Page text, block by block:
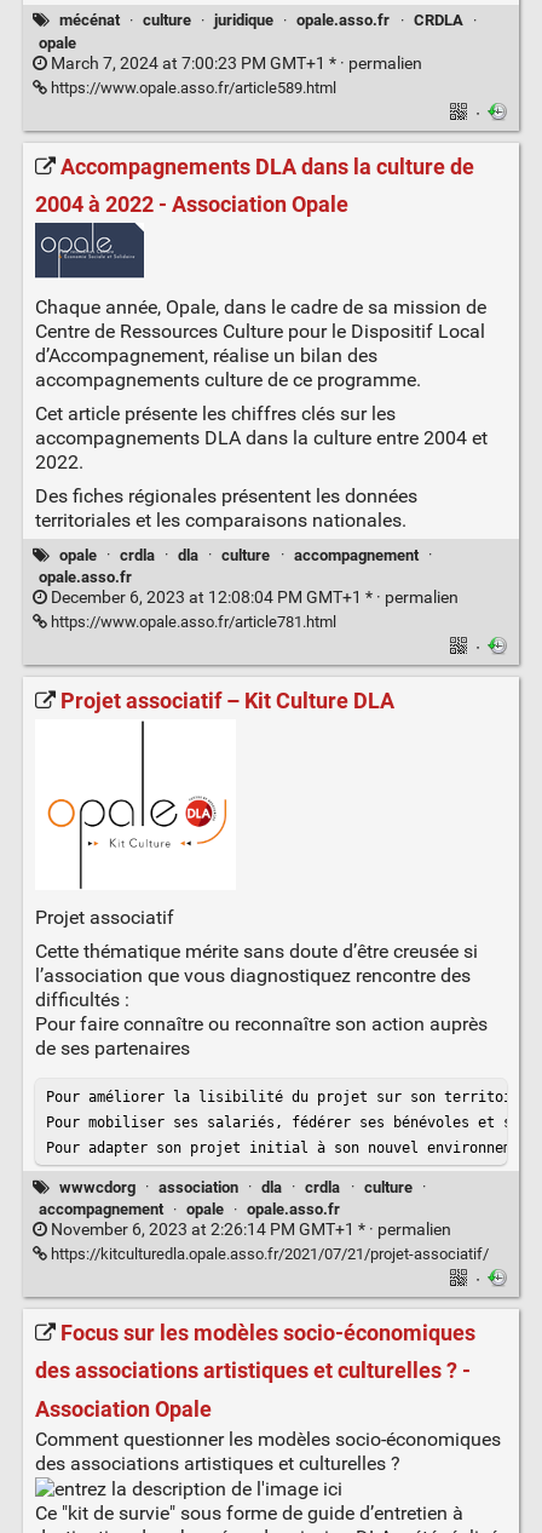
mécénat · culture · juridique · opale.asso.fr · CRDLA
·
opale
March 7, 2024 at 7:00:23 PM GMT+1 * · permalien
https://www.opale.asso.fr/article589.html
·
Accompagnements DLA dans la culture de
2004 à 2022 - Association Opale
Chaque année, Opale, dans le cadre de sa mission de
Centre de Ressources Culture pour le Dispositif Local
d’Accompagnement, réalise un bilan des
accompagnements culture de ce programme.
Cet article présente les chiffres clés sur les
accompagnements DLA dans la culture entre 2004 et
2022.
Des fiches régionales présentent les données
territoriales et les comparaisons nationales.
opale · crdla · dla · culture · accompagnement
·
opale.asso.fr
December 6, 2023 at 12:08:04 PM GMT+1 * · permalien
https://www.opale.asso.fr/article781.html
·
Projet associatif – Kit Culture DLA
Projet associatif
Cette thématique mérite sans doute d’être creusée si
l’association que vous diagnostiquez rencontre des
difficultés :
Pour faire connaître ou reconnaître son action auprès
de ses partenaires
Pour améliorer la lisibilité du projet sur son territoire
Pour mobiliser ses salariés, fédérer ses bénévoles et ses
Pour adapter son projet initial à son nouvel environnement
wwwcdorg · association · dla · crdla · culture
·
accompagnement
· opale · opale.asso.fr
November 6, 2023 at 2:26:14 PM GMT+1 * · permalien
https://kitculturedla.opale.asso.fr/2021/07/21/projet-associatif/
·
Focus sur les modèles socio-économiques
des associations artistiques et culturelles ? -
Association Opale
Comment questionner les modèles socio-économiques
des associations artistiques et culturelles ?
Ce "kit de survie" sous forme de guide d’entretien à